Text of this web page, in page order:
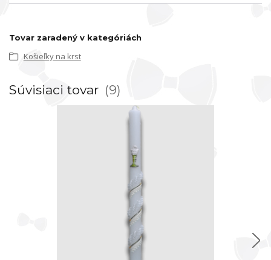
Tovar zaradený v kategóriách
Košieľky na krst
Súvisiaci tovar 9